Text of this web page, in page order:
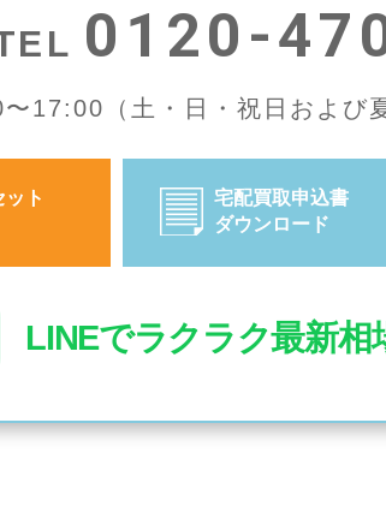
0120-
17:00（土・日・祝日および
ト
宅配買取申込書
ダウンロード
LINEでラクラク最新相